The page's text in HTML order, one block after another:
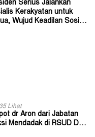
Serius Jalankan
Kerakyatan untuk
Wujud Keadilan Sosial
Lihat
dr Aron dari Jabatan
Mendadak di RSUD Dok